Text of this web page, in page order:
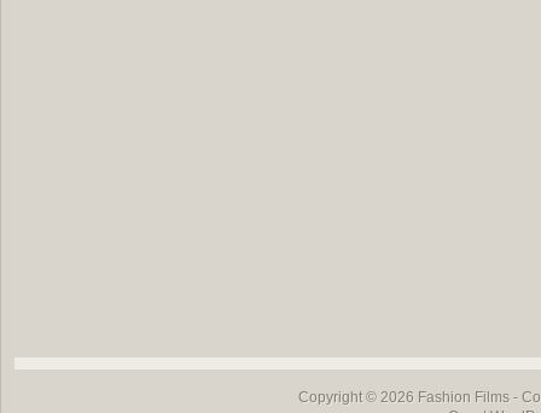
Copyright © 2026 Fashion Films-